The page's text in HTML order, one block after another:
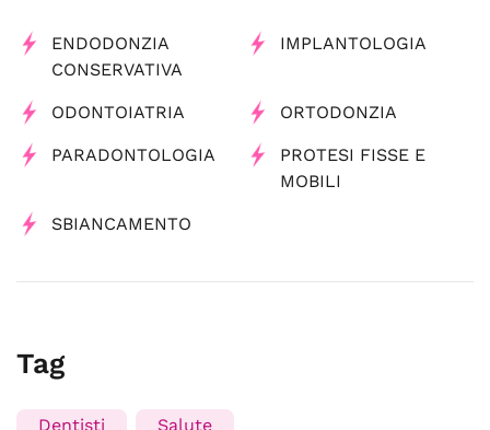
ENDODONZIA
CONSERVATIVA
IMPLANTOLOGIA
ODONTOIATRIA ORTODONZIA
PARADONTOLOGIA
PROTESI FISSE E
MOBILI
SBIANCAMENTO
Tag
Dentisti Salute